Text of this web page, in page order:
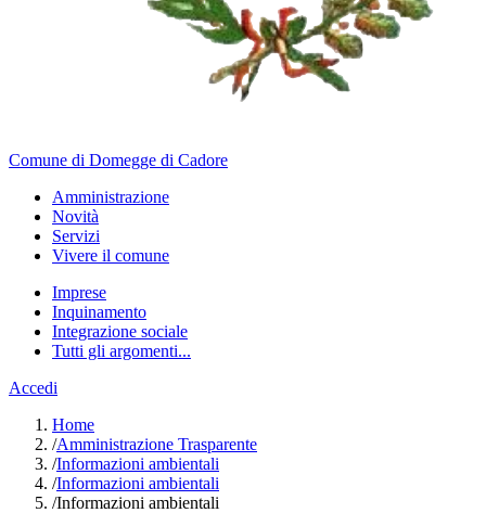
Comune di Domegge di Cadore
Amministrazione
Novità
Servizi
Vivere il comune
Imprese
Inquinamento
Integrazione sociale
Tutti gli argomenti...
Accedi
Home
/Amministrazione Trasparente
/Informazioni ambientali
/Informazioni ambientali
/Informazioni ambientali